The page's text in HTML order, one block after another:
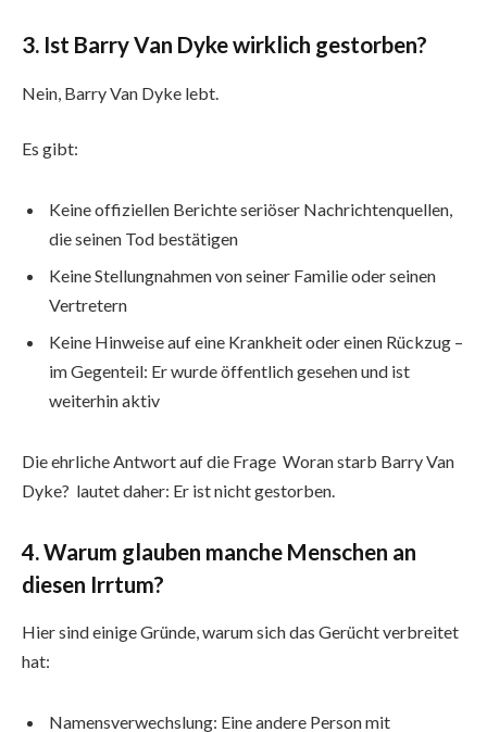
3. Ist Barry Van Dyke wirklich gestorben?
Nein, Barry Van Dyke lebt.
Es gibt:
Keine offiziellen Berichte seriöser Nachrichtenquellen,
die seinen Tod bestätigen
Keine Stellungnahmen von seiner Familie oder seinen
Vertretern
Keine Hinweise auf eine Krankheit oder einen Rückzug –
im Gegenteil: Er wurde öffentlich gesehen und ist
weiterhin aktiv
Die ehrliche Antwort auf die Frage Woran starb Barry Van
Dyke? lautet daher: Er ist nicht gestorben.
4. Warum glauben manche Menschen an
diesen Irrtum?
Hier sind einige Gründe, warum sich das Gerücht verbreitet
hat:
Namensverwechslung: Eine andere Person mit